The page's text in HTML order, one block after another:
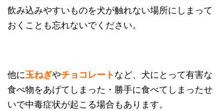
飲み込みやすいものを犬が触れない場所にしまって
おくことも忘れないでください。
他に玉ねぎやチョコレートなど、犬にとって有害な
食べ物をあげてしまった・勝手に食べてしまったせ
いで中毒症状が起こる場合もあります。